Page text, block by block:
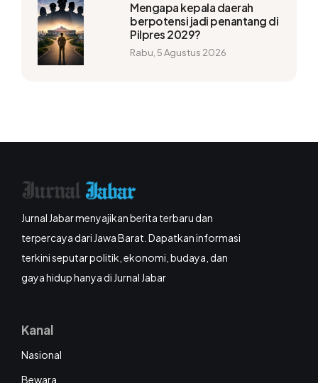
Mengapa kepala daerah
berpotensi jadi penantang di
Pilpres 2029?
Rabu, 5 Agustus 2026
Jurnal Jabar menyajikan berita terbaru dan
terpercaya dari Jawa Barat. Dapatkan informasi
terkini seputar politik, ekonomi, budaya, dan
gaya hidup hanya di Jurnal Jabar
Kanal
Nasional
Bewara